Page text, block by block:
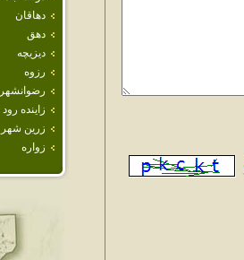
دهاقان
دهق
ديزيچه
رزوه
رضوانشهر
زاينده رود
زرين شهر
زواره